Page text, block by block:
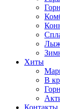
Хиты
В
Контакты